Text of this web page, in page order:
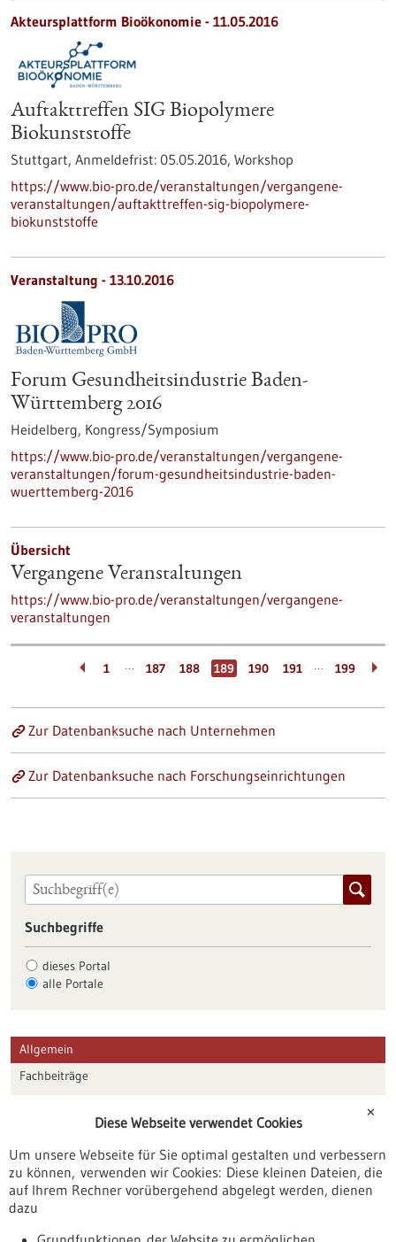
Akteursplattform Bioökonomie - 11.05.2016
Auftakttreffen SIG Biopolymere
Biokunststoffe
Stuttgart, Anmeldefrist: 05.05.2016, Workshop
https://www.bio-pro.de/veranstaltungen/vergangene-
veranstaltungen/auftakttreffen-sig-biopolymere-
biokunststoffe
Veranstaltung - 13.10.2016
Forum Gesundheitsindustrie Baden-
Württemberg 2016
Heidelberg, Kongress/Symposium
https://www.bio-pro.de/veranstaltungen/vergangene-
veranstaltungen/forum-gesundheitsindustrie-baden-
wuerttemberg-2016
Übersicht
Vergangene Veranstaltungen
https://www.bio-pro.de/veranstaltungen/vergangene-
veranstaltungen
1 … 187 188 189 190 191 … 199
Zur Datenbanksuche nach Unternehmen
Zur Datenbanksuche nach Forschungseinrichtungen
Suchbegriffe
dieses Portal
alle Portale
Allgemein
Fachbeiträge
Veranstaltungen
Erscheinungsdatum
✕
Diese Webseite verwendet Cookies
Um unsere Webseite für Sie optimal gestalten und verbessern
zu können, verwenden wir Cookies: Diese kleinen Dateien, die
auf Ihrem Rechner vorübergehend abgelegt werden, dienen
dazu